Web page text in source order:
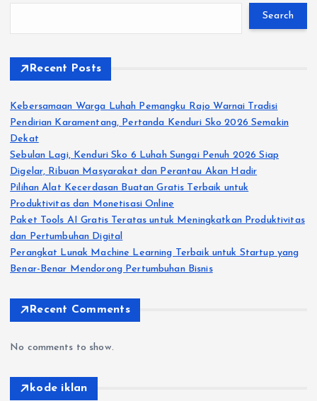
Search
Recent Posts
Kebersamaan Warga Luhah Pemangku Rajo Warnai Tradisi
Pendirian Karamentang, Pertanda Kenduri Sko 2026 Semakin
Dekat
Sebulan Lagi, Kenduri Sko 6 Luhah Sungai Penuh 2026 Siap
Digelar, Ribuan Masyarakat dan Perantau Akan Hadir
Pilihan Alat Kecerdasan Buatan Gratis Terbaik untuk
Produktivitas dan Monetisasi Online
Paket Tools AI Gratis Teratas untuk Meningkatkan Produktivitas
dan Pertumbuhan Digital
Perangkat Lunak Machine Learning Terbaik untuk Startup yang
Benar-Benar Mendorong Pertumbuhan Bisnis
Recent Comments
No comments to show.
kode iklan